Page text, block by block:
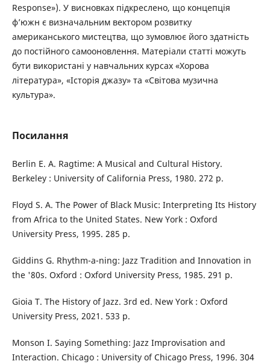
Response»). У висновках підкреслено, що концепція
ф’южн є визначальним вектором розвитку
американського мистецтва, що зумовлює його здатність
до постійного самооновлення. Матеріали статті можуть
бути використані у навчальних курсах «Хорова
література», «Історія джазу» та «Світова музична
культура».
Посилання
Berlin E. A. Ragtime: A Musical and Cultural History.
Berkeley : University of California Press, 1980. 272 p.
Floyd S. A. The Power of Black Music: Interpreting Its History
from Africa to the United States. New York : Oxford
University Press, 1995. 285 p.
Giddins G. Rhythm-a-ning: Jazz Tradition and Innovation in
the '80s. Oxford : Oxford University Press, 1985. 291 p.
Gioia T. The History of Jazz. 3rd ed. New York : Oxford
University Press, 2021. 533 p.
Monson I. Saying Something: Jazz Improvisation and
Interaction. Chicago : University of Chicago Press, 1996. 304